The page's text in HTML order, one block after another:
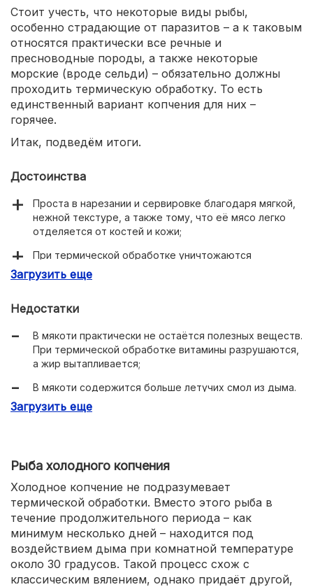
Стоит учесть, что некоторые виды рыбы,
особенно страдающие от паразитов – а к таковым
относятся практически все речные и
пресноводные породы, а также некоторые
морские (вроде сельди) – обязательно должны
проходить термическую обработку. То есть
единственный вариант копчения для них –
горячее.
Итак, подведём итоги.
Достоинства
Проста в нарезании и сервировке благодаря мягкой,
нежной текстуре, а также тому, что её мясо легко
отделяется от костей и кожи;
При термической обработке уничтожаются
бактерии, паразиты и их яйца. Так что такой продукт
полностью безопасен для употребления.
Загрузить еще
Недостатки
В мякоти практически не остаётся полезных веществ.
При термической обработке витамины разрушаются,
а жир вытапливается;
В мякоти содержится больше летучих смол из дыма.
Они запрещены к употреблению для некоторых
людей с непереносимостью или функциональными
«дымный» аромат – являются субъективными. Так что
неприязнь у других.
Загрузить еще
Рыба холодного копчения
Холодное копчение не подразумевает
термической обработки. Вместо этого рыба в
течение продолжительного периода – как
минимум несколько дней – находится под
воздействием дыма при комнатной температуре
около 30 градусов. Такой процесс схож с
классическим вялением, однако придаёт другой,